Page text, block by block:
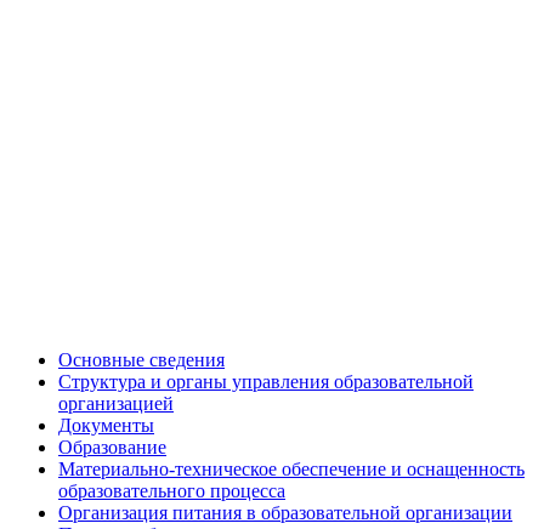
Основные сведения
Структура и органы управления образовательной
организацией
Документы
Образование
Материально-техническое обеспечение и оснащенность
образовательного процесса
Организация питания в образовательной организации